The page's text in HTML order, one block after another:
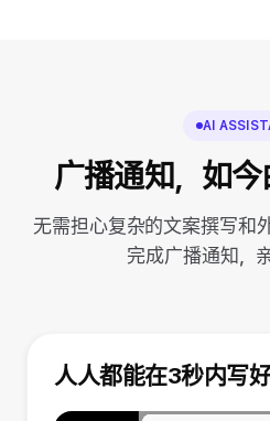
AI
广播通知，如今
无需担心复杂的文案撰写和
完成广播通知，
人人都能在3秒内写